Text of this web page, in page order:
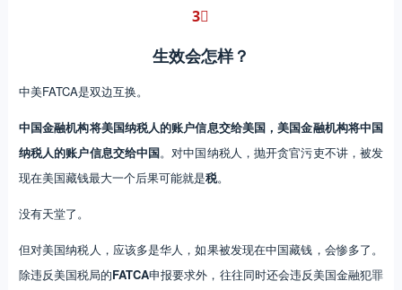
3︎⃣
生效会怎样？
中美FATCA是双边互换。
中国金融机构将美国纳税人的账户信息交给美国，美国金融机构将中国
纳税人的账户信息交给中国。对中国纳税人，抛开贪官污吏不讲，被发
现在美国藏钱最大一个后果可能就是税。
没有天堂了。
但对美国纳税人，应该多是华人，如果被发现在中国藏钱，会惨多了。
除违反美国税局的FATCA申报要求外，往往同时还会违反美国金融犯罪